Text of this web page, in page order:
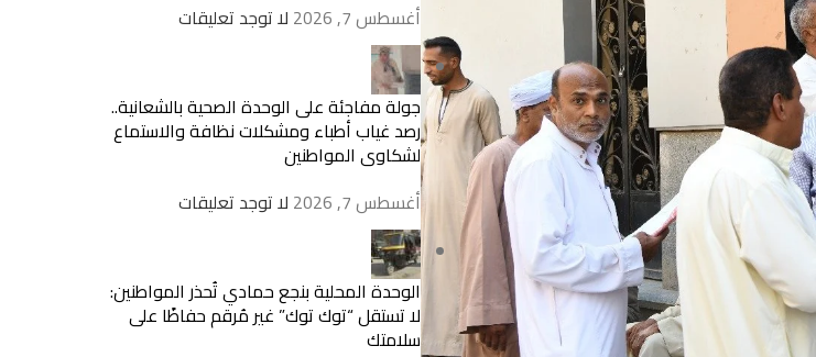
أغسطس 7, 2026
لا توجد تعليقات
جولة مفاجئة على الوحدة الصحية بالشعانية..
رصد غياب أطباء ومشكلات نظافة والاستماع
لشكاوى المواطنين
أغسطس 7, 2026
لا توجد تعليقات
الوحدة المحلية بنجع حمادي تُحذر المواطنين:
لا تستقل “توك توك” غير مُرقم حفاظًا على
سلامتك